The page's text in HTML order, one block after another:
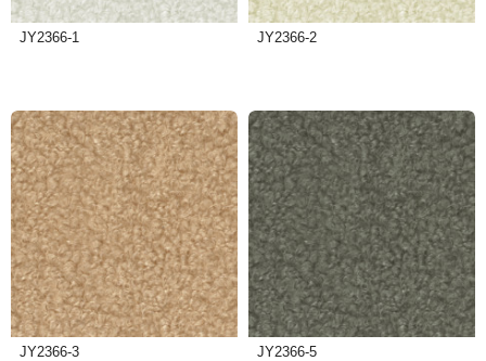
JY2366-1 JY2366-2
JY2366-3 JY2366-5